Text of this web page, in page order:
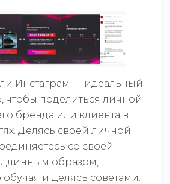
Инстаграм — идеальный
чтобы поделиться личной
бренда или клиента в
Делясь своей личной
со своей
образом,
и делясь советами.